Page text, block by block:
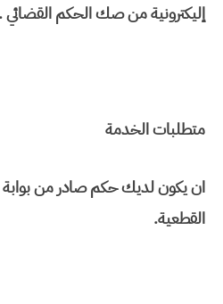
إليكترونية من صك الحكم القضائي .
متطلبات الخدمة
ان يكون لديك حكم صادر من
القطعية.